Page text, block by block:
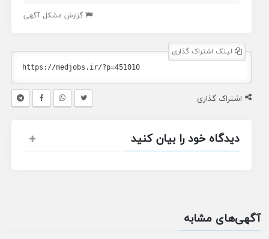
گزارش مشکل آگهی
لینک اشتراک گذاری
اشتراک گذاری
دیدگاه خود را بیان کنید
آگهی‌های مشابه